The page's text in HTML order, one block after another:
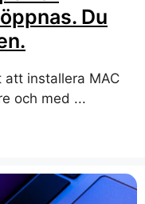
Du
att installera MAC
och med ...